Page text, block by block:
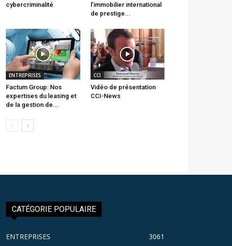
cybercriminalité
l’immobilier international
de prestige...
ENTREPRISES
Factum Group: Nos
expertises du leasing et
de la gestion de...
CCI
Vidéo de présentation
CCI-News
CATÉGORIE POPULAIRE
ENTREPRISES 3061